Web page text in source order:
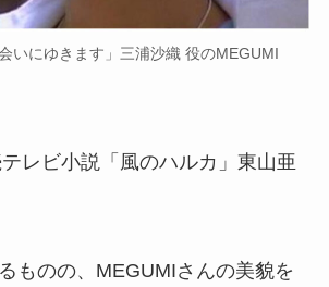
いにゆきます」三浦沙織 役のMEGUMI
レビ小説「風のハルカ」東山亜
ものの、MEGUMIさんの美貌を